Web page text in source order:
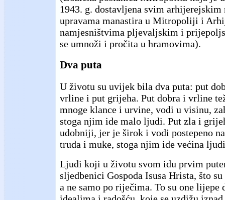
1943. g. dostavljena svim
upravama manastira u Mitropoliji i
namjesništvima pljevaljskim i
se umnoži i pročita u hramovima).
Dva puta
U životu su uvijek bila dva puta: put
vrline i put grijeha. Put dobra i vrline
mnoge klance i urvine, vodi u visinu,
stoga njim ide malo ljudi. Put zla i
udobniji, jer je širok i vodi postepeno
truda i muke, stoga njim ide većina
Ljudi koji u životu svom idu prvim
sljedbenici Gospoda Isusa Hrista, što
a ne samo po riječima. To su one lijepe